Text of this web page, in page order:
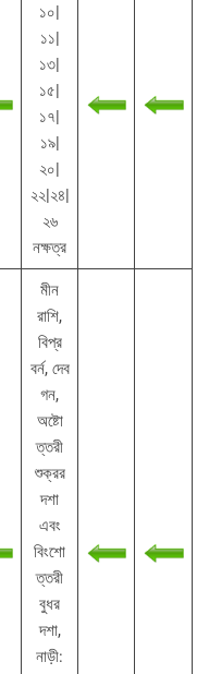
১০|
১১|
১৩|
১৫|
১৭|
১৯|
২০|
২২|২৪|
২৬
নক্ষত্র
মীন
রাশি,
বিপ্র
বর্ন, দেব
গন,
অষ্টো
ত্তরী
শুক্রর
দশা
এবং
বিংশো
ত্তরী
বুধর
দশা,
নাড়ী: